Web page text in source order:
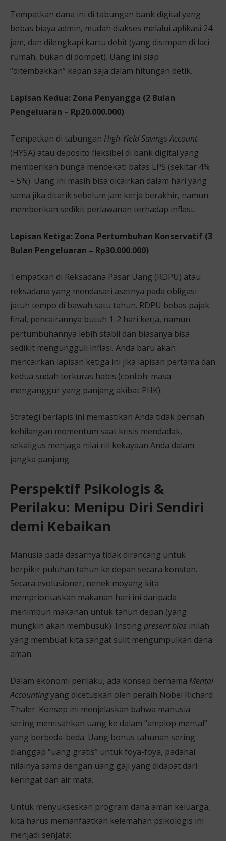
Tempatkan dana ini di tabungan bank digital yang
bebas biaya admin, mudah diakses melalui aplikasi 24
jam, dan dilengkapi kartu debit (yang disimpan di laci
rumah, bukan di dompet). Uang ini siap
“ditembakkan” kapan saja dalam hitungan detik.
Lapisan Kedua: Zona Penyangga (2 Bulan
Pengeluaran – Rp20.000.000)
Tempatkan di tabungan High-Yield Savings Account
(HYSA) atau deposito fleksibel di bank digital yang
memberikan bunga mendekati batas LPS (sekitar 4%
– 5%). Uang ini masih bisa dicairkan dalam hari yang
sama jika ditarik sebelum jam kerja berakhir, namun
memberikan sedikit perlawanan terhadap inflasi.
Lapisan Ketiga: Zona Pertumbuhan Konservatif (3
Bulan Pengeluaran – Rp30.000.000)
Tempatkan di Reksadana Pasar Uang (RDPU) atau
reksadana yang mendasari asetnya pada obligasi
jatuh tempo di bawah satu tahun. RDPU bebas pajak
final, pencairannya butuh 1-2 hari kerja, namun
pertumbuhannya lebih stabil dan biasanya bisa
sedikit mengungguli inflasi. Anda baru akan
mencairkan lapisan ketiga ini jika lapisan pertama dan
kedua sudah terkuras habis (contoh: masa
menganggur yang panjang akibat PHK).
Strategi berlapis ini memastikan Anda tidak pernah
kehilangan momentum saat krisis mendadak,
sekaligus menjaga nilai riil kekayaan Anda dalam
jangka panjang.
Perspektif Psikologis &
Perilaku: Menipu Diri Sendiri
demi Kebaikan
Manusia pada dasarnya tidak dirancang untuk
berpikir puluhan tahun ke depan secara konstan.
Secara evolusioner, nenek moyang kita
memprioritaskan makanan hari ini daripada
menimbun makanan untuk tahun depan (yang
mungkin akan membusuk). Insting present bias inilah
yang membuat kita sangat sulit mengumpulkan dana
aman.
Dalam ekonomi perilaku, ada konsep bernama Mental
Accountingyang dicetuskan oleh peraih Nobel Richard
Thaler. Konsep ini menjelaskan bahwa manusia
sering memisahkan uang ke dalam “amplop mental”
yang berbeda-beda. Uang bonus tahunan sering
dianggap “uang gratis” untuk foya-foya, padahal
nilainya sama dengan uang gaji yang didapat dari
keringat dan air mata.
Untuk menyukseskan program dana aman keluarga,
kita harus memanfaatkan kelemahan psikologis ini
menjadi senjata: